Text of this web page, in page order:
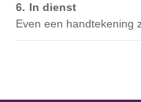
In dienst
Even een handtekening